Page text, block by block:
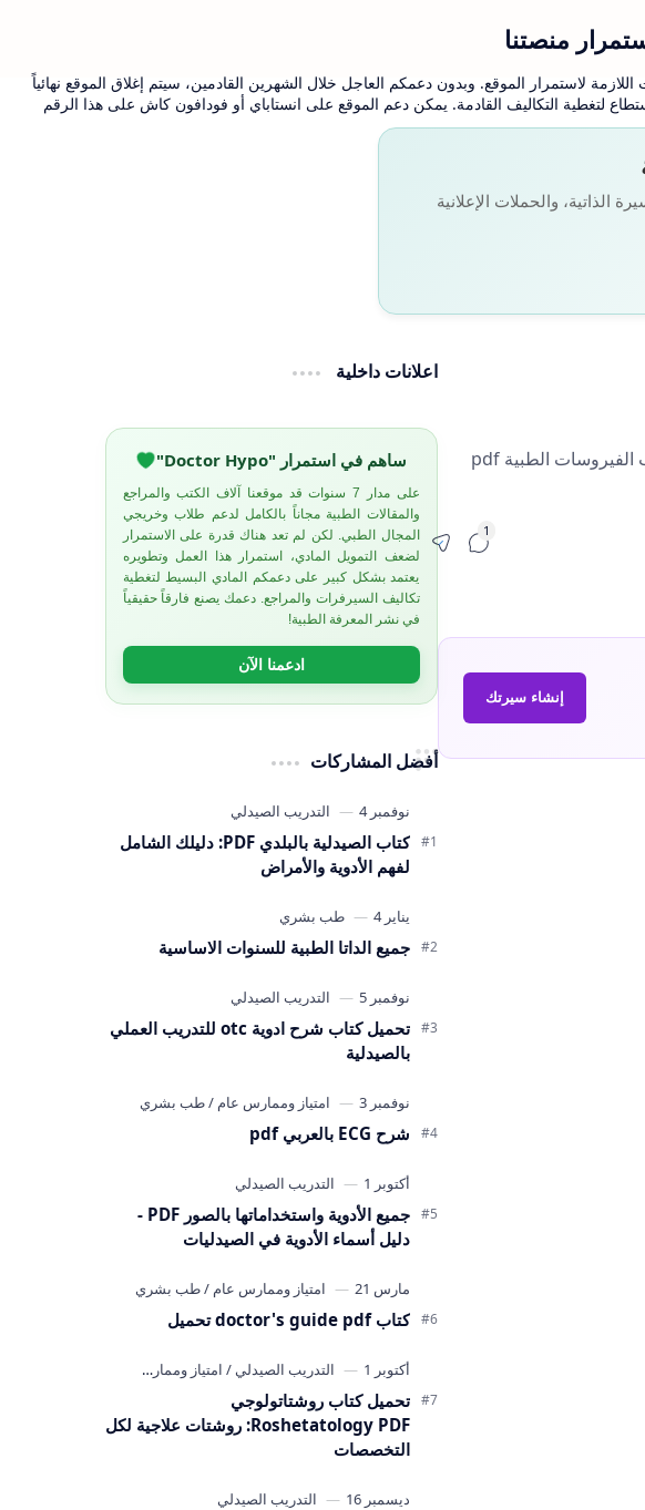
منصتنا
لاستمرار الموقع. وبدون دعمكم العاجل خلال الشهرين القادمين، سيتم إغلاق الموقع نهائياً
لتغطية التكاليف القادمة. يمكن دعم الموقع على انستاباي أو فودافون كاش على هذا الرقم
الذاتية، والحملات الإعلانية
الفيروسات pdf علم الفيروسات pdf كتاب علم الفيروسات pdf الفيروسات الطبية pdf كتاب الفيروسات الطبية pdf
إنشاء سيرتك
اعلانات داخلية
ساهم في استمرار "Doctor Hypo"
على مدار 7 سنوات قد موقعنا آلاف الكتب والمراجع
والمقالات الطبية مجاناً بالكامل لدعم طلاب وخريجي
المجال الطبي. لكن لم تعد هناك قدرة على الاستمرار
لضعف التمويل المادي، استمرار هذا العمل وتطويره
يعتمد بشكل كبير على دعمكم المادي البسيط لتغطية
تكاليف السيرفرات والمراجع. دعمك يصنع فارقاً حقيقياً
في نشر المعرفة الطبية!
ادعمنا الآن
أفضل المشاركات
كتاب الصيدلية بالبلدي PDF: دليلك الشامل
لفهم الأدوية والأمراض
جميع الداتا الطبية للسنوات الاساسية
تحميل كتاب شرح ادوية otc للتدريب العملي
بالصيدلية
شرح ECG بالعربي pdf
جميع الأدوية واستخداماتها بالصور PDF -
دليل أسماء الأدوية في الصيدليات
كتاب doctor's guide pdf تحميل
تحميل كتاب روشتاتولوجي
Roshetatology PDF: روشتات علاجية لكل
التخصصات